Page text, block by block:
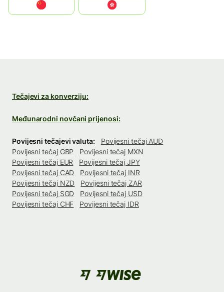
中國香港特別行政區
Tečajevi za konverziju:
Međunarodni novčani prijenosi:
Povijesni tečajevi valuta:
Povijesni tečaj AUD
Povijesni tečaj GBP
Povijesni tečaj MXN
Povijesni tečaj EUR
Povijesni tečaj JPY
Povijesni tečaj CAD
Povijesni tečaj INR
Povijesni tečaj NZD
Povijesni tečaj ZAR
Povijesni tečaj SGD
Povijesni tečaj USD
Povijesni tečaj CHF
Povijesni tečaj IDR